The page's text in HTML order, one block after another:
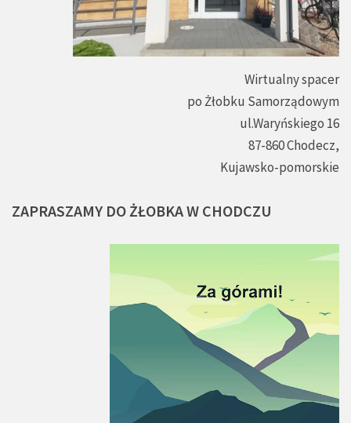
Wirtualny spacer
po Żłobku Samorządowym
ul.Waryńskiego 16
87-860 Chodecz,
Kujawsko-pomorskie
ZAPRASZAMY DO ŻŁOBKAW CHODCZU